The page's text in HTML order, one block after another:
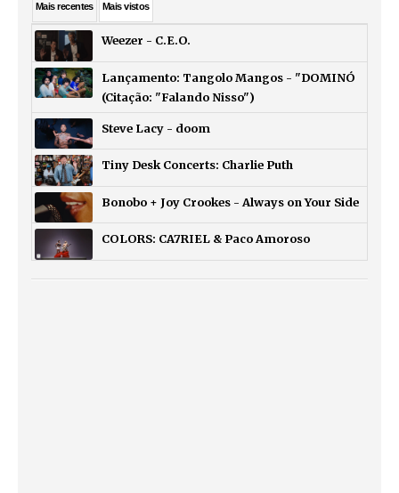
Maisrecentes Maisvistos
Weezer - C.E.O.
Lançamento: Tangolo Mangos - "DOMINÓ
(Citação: "Falando Nisso")
Steve Lacy - doom
Tiny Desk Concerts: Charlie Puth
Bonobo + Joy Crookes - Always on Your Side
COLORS: CA7RIEL & Paco Amoroso